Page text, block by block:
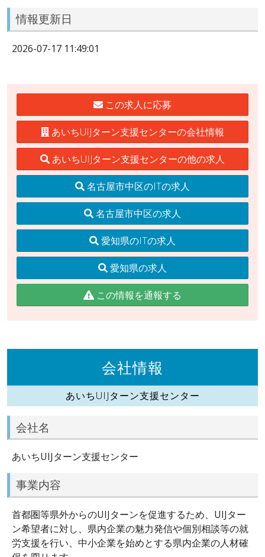
情報更新日
2026-07-17 11:49:01
この求人に応募
あいちUIJターン支援センターの会社情報
あいちUIJターン支援センターの他の求人
名古屋市中区のITの求人
名古屋市中区の求人
愛知県のITの求人
愛知県の求人
この情報を通報する
会社情報
あいちUIJターン支援センター
会社名
あいちUIJターン支援センター
事業内容
首都圏等県外からのUIJターンを促進するため、UIJター
ン希望者に対し、県内企業の魅力発信や個別相談等の就
労支援を行い、中小企業を始めとする県内企業の人材確